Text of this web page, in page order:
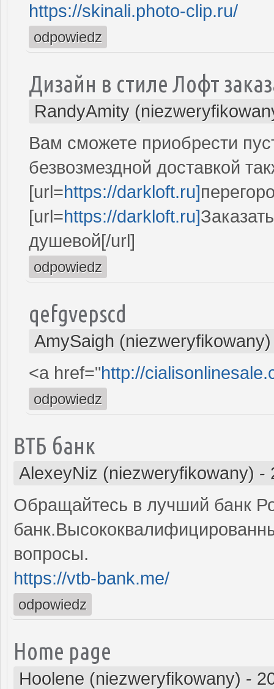
https://skinali.photo-clip.ru/
odpowiedz
Дизайн в стиле Лофт
RandyAmity
Вам сможете приобрести
безвозмездной доставкой
[url=https://darkloft.ru]
[url=https://darkloft.ru]
душевой[/url]
odpowiedz
qefgvepscd
AmySaigh (niezweryfikowany)
<a href="http://
odpowiedz
ВТБ банк
AlexeyNiz (niezweryfikowany) -
Обращайтесь в лучший банк
вопросы.
https://vtb-bank.me/
odpowiedz
Home page
Hoolene (niezweryfikowany) -